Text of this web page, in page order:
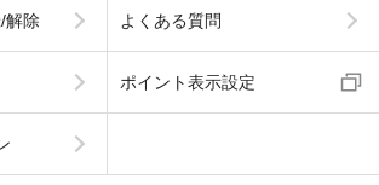
解除 よくある質問
ポイント表示設定